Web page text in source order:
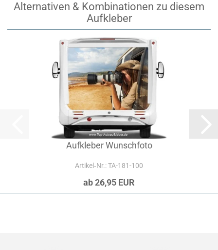
Alternativen & Kombinationen zu diesem
Aufkleber
Aufkleber Wunschfoto
Artikel‑Nr.: TA-181-100
ab 26,95 EUR